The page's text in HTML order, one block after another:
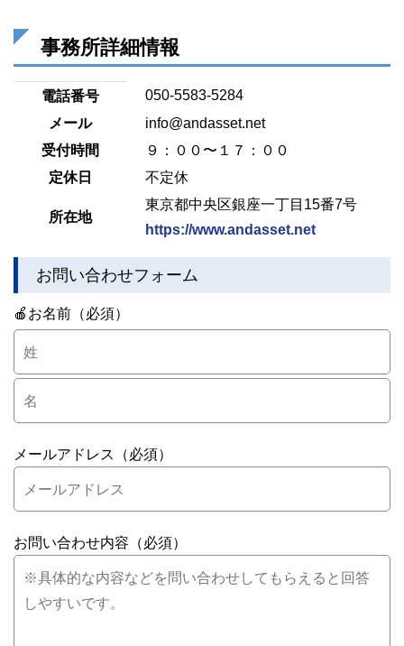
事務所詳細情報
電話番号
050-5583-5284
メール
info@andasset.net
受付時間
９：００〜１７：００
定休日
不定休
所在地
東京都中央区銀座一丁目15番7号
https://www.andasset.net
お問い合わせフォーム
🍎お名前（必須）
メールアドレス（必須）
お問い合わせ内容（必須）